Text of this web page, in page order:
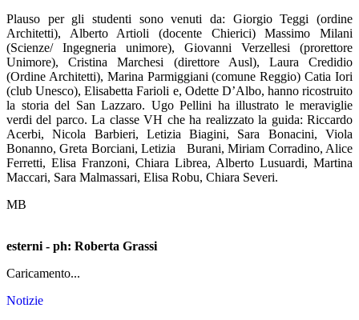
Plauso per gli studenti sono venuti da: Giorgio Teggi (ordine
Architetti), Alberto Artioli (docente Chierici) Massimo Milani
(Scienze/ Ingegneria unimore), Giovanni Verzellesi (prorettore
Unimore), Cristina Marchesi (direttore Ausl), Laura Credidio
(Ordine Architetti), Marina Parmiggiani (comune Reggio) Catia Iori
(club Unesco), Elisabetta Farioli e, Odette D’Albo, hanno ricostruito
la storia del San Lazzaro. Ugo Pellini ha illustrato le meraviglie
verdi del parco. La classe VH che ha realizzato la guida: Riccardo
Acerbi, Nicola Barbieri, Letizia Biagini, Sara Bonacini, Viola
Bonanno, Greta Borciani, Letizia Burani, Miriam Corradino, Alice
Ferretti, Elisa Franzoni, Chiara Librea, Alberto Lusuardi, Martina
Maccari, Sara Malmassari, Elisa Robu, Chiara Severi.
MB
esterni - ph: Roberta Grassi
Caricamento...
Notizie